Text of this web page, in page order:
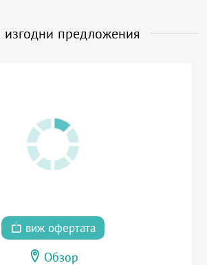
изгодни предложения
виж офертата
Обзор